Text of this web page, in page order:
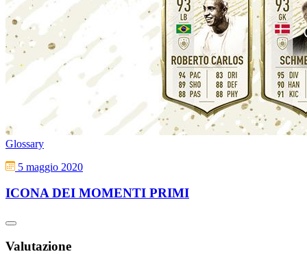
Glossary
5 maggio 2020
ICONA DEI MOMENTI PRIMI
Valutazione